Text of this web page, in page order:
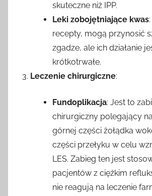
skuteczne niż IPP.
Leki zobojętniające kwas
recepty, mogą przynosić
zgadze, ale ich działanie
krótkotrwałe.
Leczenie chirurgiczne:
Fundoplikacja: Jest to
chirurgiczny polegający
górnej części żołądka
części przełyku w celu
LES. Zabieg ten jest
pacjentów z ciężkim
nie reagują na leczenie